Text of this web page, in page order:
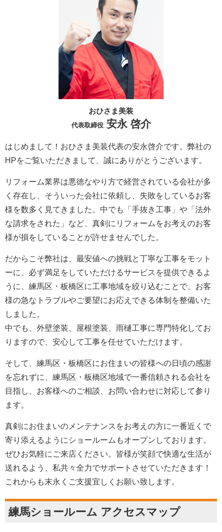
おひさま美装
代表取締役安永 啓介
はじめまして！おひさま美装代表の安永啓介です。弊社の
HPをご覧いただきまして、誠にありがとうございます。
リフォーム業界は悪徳なやり方で経営されている会社が多
く存在し、そういった会社に依頼し、失敗をしているお客
様を数多く見てきました。中でも「手抜き工事」や「法外
な請求をされた」など、真剣にリフォームをお考えのお客
様が損をしていることが許せませんでした。
だからこそ弊社は、最安値への挑戦と丁寧な工事をモット
ーに、必ず満足をしていただけるサービスを提供できるよ
うに、練馬区・板橋区に工事地域を絞り込むことで、お客
様の急なトラブルやご要望にお応えできる体制を整備いた
しました。
中でも、外壁塗装、屋根塗装、雨樋工事に専門特化してお
りますので、安心して工事を任せていただけます。
そして、練馬区・板橋区にお住まいの皆様への日頃の感謝
を忘れずに、練馬区・板橋区地域で一番信頼される会社を
目指し、お客様へのご相談、お問い合わせに対応して参り
ます。
真剣にお住まいのメンテナンスをお考えの方に一番近くで
寄り添えるようにショールームもオープンしております。
ぜひお気軽にご来店ください。皆様が笑顔で快適な生活が
送れるよう、私共々全力でサポートさせていただきます！
これからも末永くご支援宜しくお願い致します。
練馬ショールーム アクセスマップ